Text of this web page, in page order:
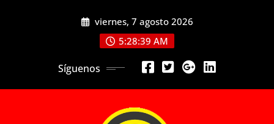
viernes, 7 agosto 2026
5:28:40 AM
Síguenos